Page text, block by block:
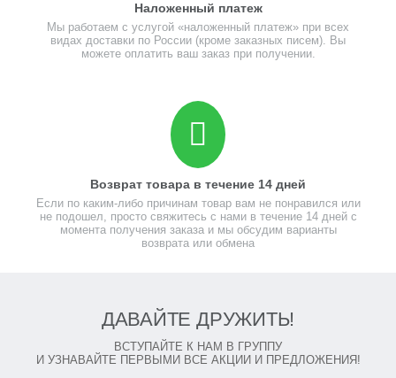
Наложенный платеж
Мы работаем с услугой «наложенный платеж» при всех
видах доставки по России (кроме заказных писем). Вы
можете оплатить ваш заказ при получении.
Возврат товара в течение 14 дней
Если по каким-либо причинам товар вам не понравился или
не подошел, просто свяжитесь с нами в течение 14 дней с
момента получения заказа и мы обсудим варианты
возврата или обмена
ДАВАЙТЕ ДРУЖИТЬ!
ВСТУПАЙТЕ К НАМ В ГРУППУ
И УЗНАВАЙТЕ ПЕРВЫМИ ВСЕ АКЦИИ И ПРЕДЛОЖЕНИЯ!